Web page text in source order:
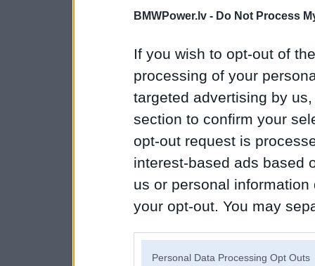
BMWPower.lv - Do Not Process
If you wish to opt-out of
processing of your
targeted advertising by
section to confirm your
opt-out request is
interest-based ads based
us or personal
your opt-out. You may
Personal Data Processing Opt Outs